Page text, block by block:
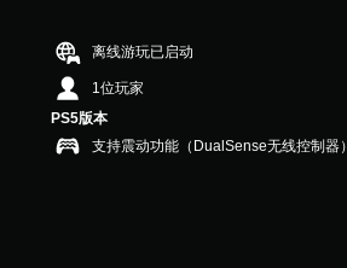
颗
星
，
1
个
评
离线游玩已启动
1位玩家
PS5版本
支持震动功能（DualSense无线控制器）